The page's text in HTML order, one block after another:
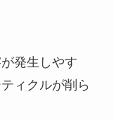
発生しやす
ィクルが削ら